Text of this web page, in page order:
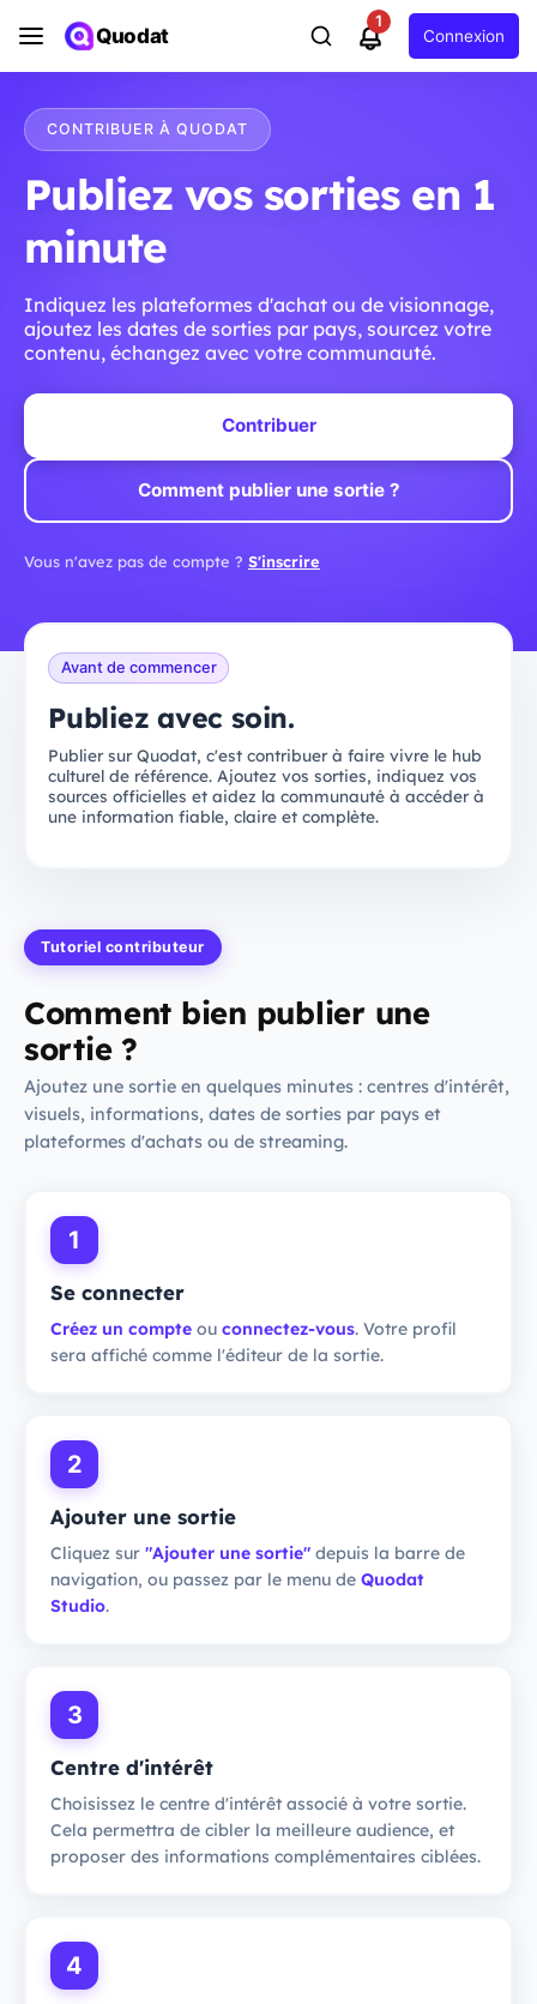
Quodat
1
Connexion
CONTRIBUER À QUODAT
Publiez vos sorties en 1
minute
Indiquez les plateformes d'achat ou de visionnage,
ajoutez les dates de sorties par pays, sourcez votre
contenu, échangez avec votre communauté.
Contribuer
Comment publier une sortie ?
Vous n'avez pas de compte ? S'inscrire
Avant de commencer
Publiez avec soin.
Publier sur Quodat, c'est contribuer à faire vivre le hub
culturel de référence. Ajoutez vos sorties, indiquez vos
sources officielles et aidez la communauté à accéder à
une information fiable, claire et complète.
Tutoriel contributeur
Comment bien publier une
sortie ?
Ajoutez une sortie en quelques minutes : centres d'intérêt,
visuels, informations, dates de sorties par pays et
plateformes d'achats ou de streaming.
1
Se connecter
Créez un compte ou connectez-vous. Votre profil
sera affiché comme l'éditeur de la sortie.
2
Ajouter une sortie
Cliquez sur "Ajouter une sortie" depuis la barre de
navigation, ou passez par le menu de Quodat
Studio.
3
Centre d'intérêt
Choisissez le centre d'intérêt associé à votre sortie.
Cela permettra de cibler la meilleure audience, et
proposer des informations complémentaires ciblées.
4